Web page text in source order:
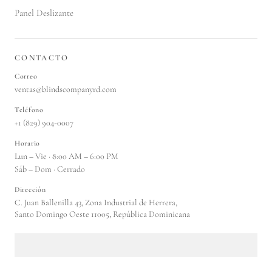
Panel Deslizante
CONTACTO
Correo
ventas@blindscompanyrd.com
Teléfono
+1 (829) 904-0007
Horario
Lun – Vie · 8:00 AM – 6:00 PM
Sáb – Dom · Cerrado
Dirección
C. Juan Ballenilla 43, Zona Industrial de Herrera,
Santo Domingo Oeste 11005, República Dominicana